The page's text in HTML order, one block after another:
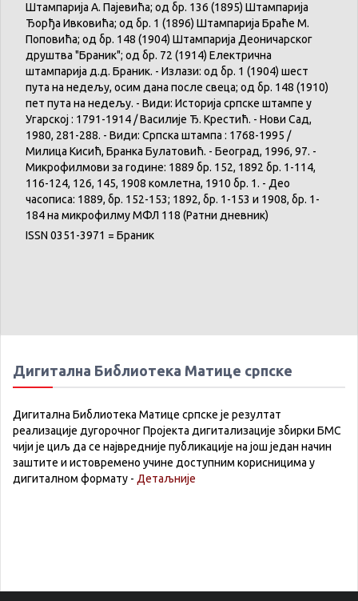
Штампарија А. Пајевића; од бр. 136 (1895) Штампарија
Ђорђа Ивковића; од бр. 1 (1896) Штампарија Браће М.
Поповића; од бр. 148 (1904) Штампарија Деоничарског
друштва "Браник"; од бр. 72 (1914) Електрична
штампарија д.д. Браник. - Излази: од бр. 1 (1904) шест
пута на недељу, осим дана после свеца; од бр. 148 (1910)
пет пута на недељу. - Види: Историја српске штампе у
Угарској : 1791-1914 / Василије Ђ. Крестић. - Нови Сад,
1980, 281-288. - Види: Српска штампа : 1768-1995 /
Милица Кисић, Бранка Булатовић. - Београд, 1996, 97. -
Микрофилмови за године: 1889 бр. 152, 1892 бр. 1-114,
116-124, 126, 145, 1908 комлетна, 1910 бр. 1. - Део
часописа: 1889, бр. 152-153; 1892, бр. 1-153 и 1908, бр. 1-
184 на микрофилму МФЛ 118 (Ратни дневник)
ISSN 0351-3971 = Браник
Дигитална Библиотека Матице српске
Дигитална Библиотека Матице српске је резултат
реализације дугорочног Пројекта дигитализације збирки БМС
чији је циљ да се највредније публикације на још један начин
заштите и истовремено учине доступним корисницима у
дигиталном формату - Детаљније